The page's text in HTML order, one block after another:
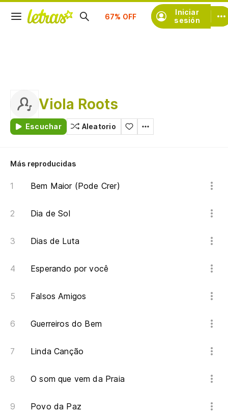
Iniciar
sesión
Suscríbete
Viola Roots
Escuchar Aleatorio
Más reproducidas
Bem Maior (Pode Crer)
Dia de Sol
Dias de Luta
Esperando por você
Falsos Amigos
Guerreiros do Bem
Linda Canção
O som que vem da Praia
Povo da Paz